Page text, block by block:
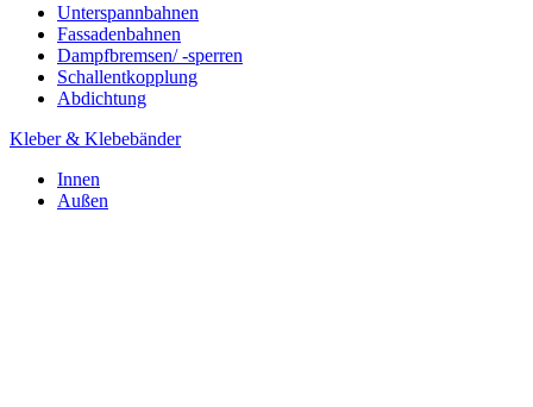
Unterspannbahnen
Fassadenbahnen
Dampfbremsen/ -sperren
Schallentkopplung
Abdichtung
Kleber & Klebebänder
Innen
Außen